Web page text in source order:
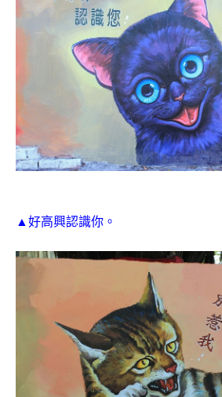
▲好高興認識你。